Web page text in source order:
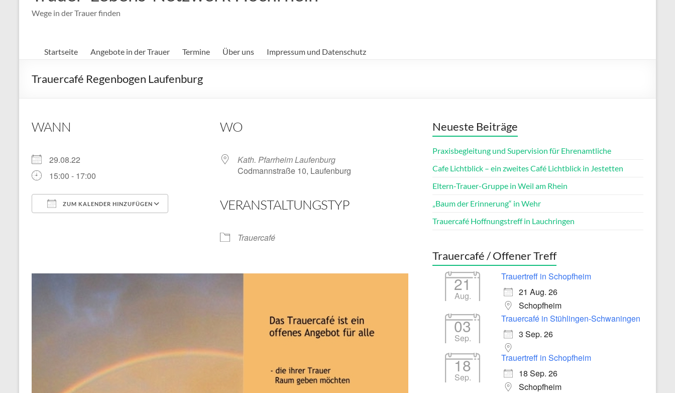
Wege in der Trauer finden
Startseite Angebote in der Trauer Termine Über uns Impressum und Datenschutz
Trauercafé Regenbogen Laufenburg
WANN
29.08.22
15:00 - 17:00
ZUM KALENDER HINZUFÜGEN
Office 365
WO
Kath. Pfarrheim Laufenburg
Codmannstraße 10, Laufenburg
VERANSTALTUNGSTYP
Trauercafé
Neueste Beiträge
Praxisbegleitung und Supervision für Ehrenamtliche
Cafe Lichtblick – ein zweites Café Lichtblick in Jestetten
Eltern-Trauer-Gruppe in Weil am Rhein
„Baum der Erinnerung“ in Wehr
Trauercafé Hoffnungstreff in Lauchringen
Trauercafé / Offener Treff
21
Aug.
Trauertreff in Schopfheim
21 Aug. 26
Schopfheim
03
Sep.
Trauercafé in Stühlingen-Schwaningen
3 Sep. 26
18
Sep.
Trauertreff in Schopfheim
18 Sep. 26
Schopfheim